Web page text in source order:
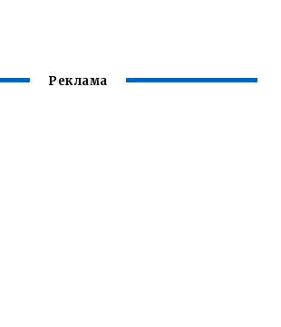
Реклама